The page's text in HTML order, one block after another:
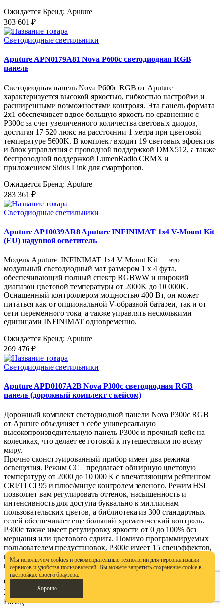
Ожидается Бренд: Aputure
303 601 ₽
Светодиодные светильники
Aputure APN0179A81 Nova P600c светодиодная RGB
панель
Светодиодная панель Nova P600c RGB от Aputure
характеризуется высокой яркостью, гибкостью настройки и
расширенными возможностями контроля. Эта панель формата
2x1 обеспечивает вдвое большую яркость по сравнению с
P300c за счет увеличенного количества световых диодов,
достигая 17 520 люкс на расстоянии 1 метра при цветовой
температуре 5600K. В комплект входит 19 световых эффектов
и блок управления с проводной поддержкой DMX512, а также
беспроводной поддержкой LumenRadio CRMX и
приложением Sidus Link для смартфонов.
Ожидается Бренд: Aputure
283 361 ₽
Светодиодные светильники
Aputure AP10039AR8 Aputure INFINIMAT 1x4 V-Mount Kit
(EU) надувной осветитель
Модель Aputure INFINIMAT 1x4 V-Mount Kit — это
модульный светодиодный мат размером 1 x 4 фута,
обеспечивающий полный спектр RGBWW и широкий
диапазон цветовой температуры от 2000K до 10 000K.
Оснащенный контроллером мощностью 400 Вт, он может
питаться как от опциональной V-образной батареи, так и от
сети переменного тока, а также управлять несколькими
единицами INFINIMAT одновременно.
Ожидается Бренд: Aputure
269 476 ₽
Светодиодные светильники
Aputure APD0107A2B Nova P300c светодиодная RGB
панель (дорожный комплект с кейсом)
Дорожный комплект светодиодной панели Nova P300c RGB
от Aputure объединяет в себе универсальную
высокопроизводительную панель P300c и прочный кейс на
колесиках, что делает ее готовой к путешествиям по всему
миру.
Прочно сконструированный прибор имеет два режима
освещения. Режим CCT предлагает обширную цветовую
температуру от 2000 до 10 000 К с впечатляющим рейтингом
CRI/TLCI 95 и плюс/минус контролем зеленого. Режим HSI
позволяет вам регулировать оттенок, насыщенность и
интенсивность для доступа буквально к миллионам
пользовательских цветов, а библиотека из 300 стандартных
гелей обеспечивает еще больший хроматический контроль.
P300c также имеет регулировку яркости от 0 до 100% без
мерцания или цветового сдвига. Помимо программируемых
пользователем предустановок, P300c имеет 15 спецэффектов,
включая полицейскую машину, молнию, папарацци, свечу и
многое другое.
Ожидается
Бренд: Aputure
262 945 ₽
Назад
Мы используем cookies и рекомендательные технологии для персонализации
сервисов и удобства пользователей. Вы можете запретить сохранение cookie в
настройках своего браузера.
Хорошо